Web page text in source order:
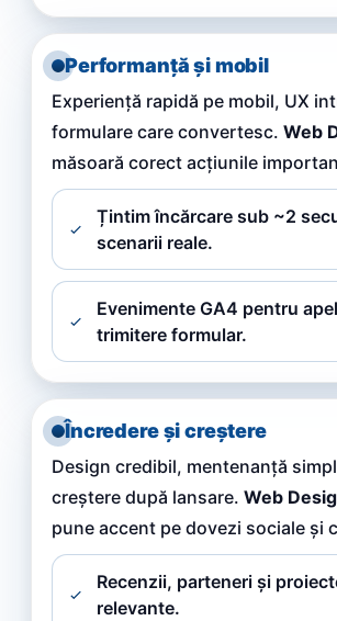
Performanță și mobil
Experiență rapidă pe mobil, UX
formulare care convertesc. Web
măsoară corect acțiunile
Țintim încărcare sub ~2
scenarii reale.
Evenimente GA4 pentru
trimitere formular.
Încredere și creștere
Design credibil, mentenanță
creștere după lansare. Web
pune accent pe dovezi sociale și
Recenzii, parteneri și
relevante.